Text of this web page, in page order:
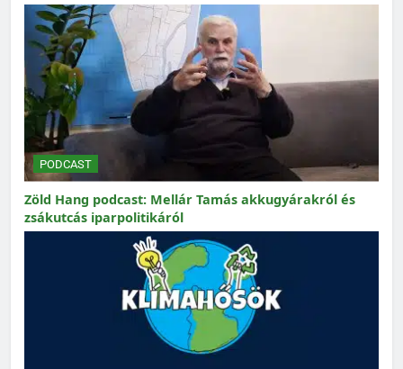
PODCAST
Zöld Hang podcast: Mellár Tamás akkugyárakról és
zsákutcás iparpolitikáról